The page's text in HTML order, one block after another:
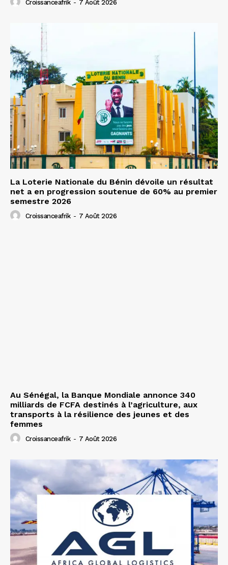
Croissanceafrik - 7 Août 2026
La Loterie Nationale du Bénin dévoile un résultat
net a en progression soutenue de 60% au premier
semestre 2026
Croissanceafrik - 7 Août 2026
Au Sénégal, la Banque Mondiale annonce 340
milliards de FCFA destinés à l’agriculture, aux
transports à la résilience des jeunes et des
femmes
Croissanceafrik - 7 Août 2026